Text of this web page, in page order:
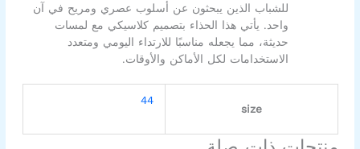
للشباب الذين يبحثون عن أسلوب عصري ومريح في آن
واحد. يأتي هذا الحذاء بتصميم كلاسيكي مع لمسات
حديثة، مما يجعله مناسبًا للارتداء اليومي ومتعدد
الاستخدامات لكل الأماكن والأوقات.
size
44